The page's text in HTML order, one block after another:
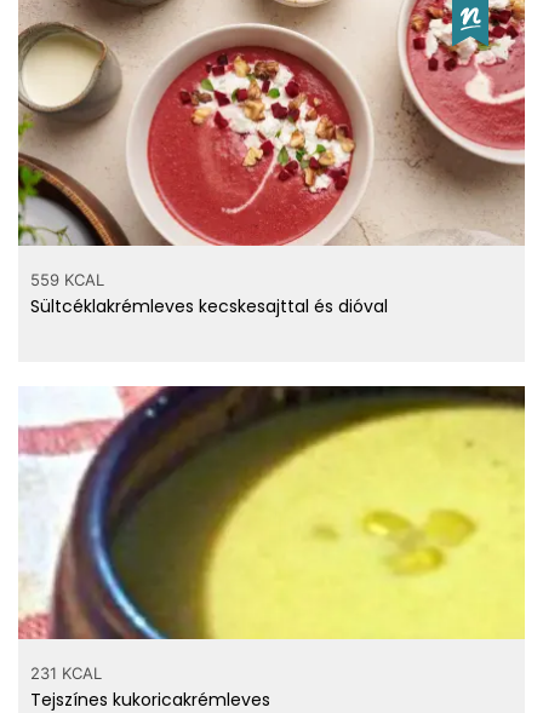
559 KCAL
Sültcéklakrémleves kecskesajttal és dióval
231 KCAL
Tejszínes kukoricakrémleves